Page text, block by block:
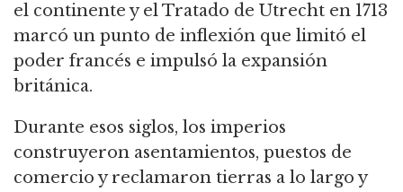
el continente y el Tratado de Utrecht en 1713
marcó un punto de inflexión que limitó el
poder francés e impulsó la expansión
británica.
Durante esos siglos, los imperios
construyeron asentamientos, puestos de
comercio y reclamaron tierras a lo largo y